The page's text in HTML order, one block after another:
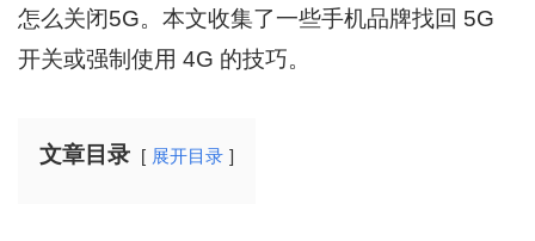
怎么关闭5G。本文收集了一些手机品牌找回 5G
开关或强制使用 4G 的技巧。
文章目录 展开目录